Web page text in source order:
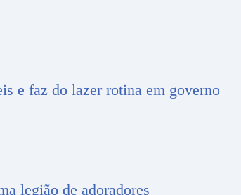
e faz do lazer rotina em governo
legião de adoradores